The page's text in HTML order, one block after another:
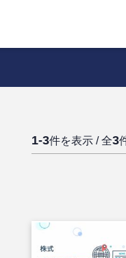
1-3件を表示 / 全3